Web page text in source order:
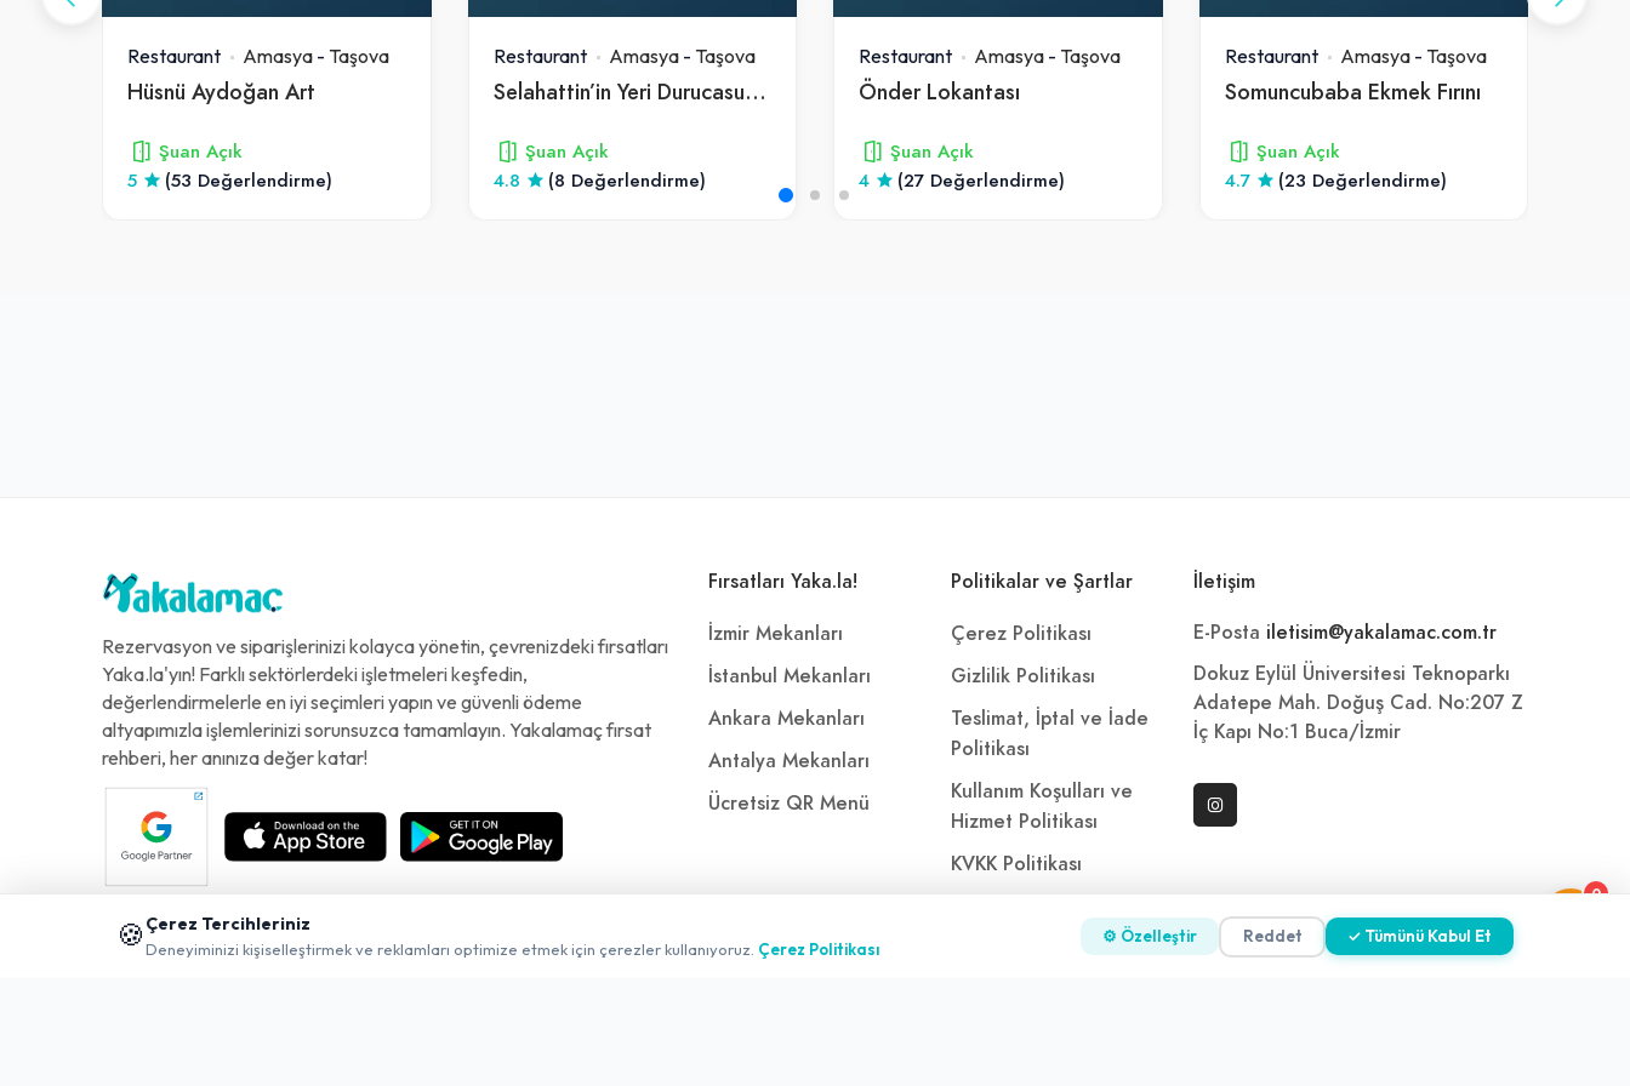
0
Restaurant Amasya - Taşova
Hüsnü Aydoğan Art
Şuan Açık
5
(53 Değerlendirme)
Restaurant Amasya- Taşova
Selahattin’in Yeri Durucasu Tesisleri
Şuan Açık
4.8
(8 Değerlendirme)
Restaurant Amasya - Taşova
Önder Lokantası
Şuan Açık
4
(27 Değerlendirme)
Restaurant Amasya- Taşova
Somuncubaba Ekmek Fırını
Şuan Açık
4.7
(23 Değerlendirme)
Rezervasyon ve siparişlerinizi kolayca yönetin, çevrenizdeki fırsatları
Yaka.la'yın! Farklı sektörlerdeki işletmeleri keşfedin,
değerlendirmelerle en iyi seçimleri yapın ve güvenli ödeme
altyapımızla işlemlerinizi sorunsuzca tamamlayın. Yakalamaç fırsat
rehberi, her anınıza değer katar!
Fırsatları Yaka.la!
İzmir Mekanları
İstanbul Mekanları
Ankara Mekanları
Antalya Mekanları
Ücretsiz QR Menü
Politikalar ve Şartlar
Çerez Politikası
Gizlilik Politikası
Teslimat, İptal ve İade
Politikası
Kullanım Koşulları ve
Hizmet Politikası
KVKK Politikası
Aydınlatma Metni
İletişim
E-Posta iletisim@yakalamac.com.tr
Dokuz Eylül Üniversitesi Teknoparkı
Adatepe Mah. Doğuş Cad. No:207 Z
İç Kapı No:1 Buca/İzmir
🍪 Çerez Tercihleriniz
Deneyiminizi kişiselleştirmek ve reklamları optimize etmek için çerezler kullanıyoruz. Çerez Politikası
⚙ Özelleştir Reddet ✓ Tümünü Kabul Et